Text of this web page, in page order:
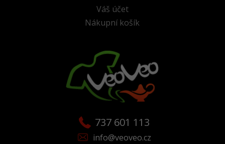
Váš účet
Nákupní košík
737 601 113
info@veoveo.cz